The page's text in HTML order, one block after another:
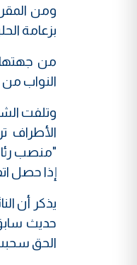
بزعامة
من
النواب
وتلفت
الأطراف
"منصب
إذا حصل
يذكر أن
حديث
الحق